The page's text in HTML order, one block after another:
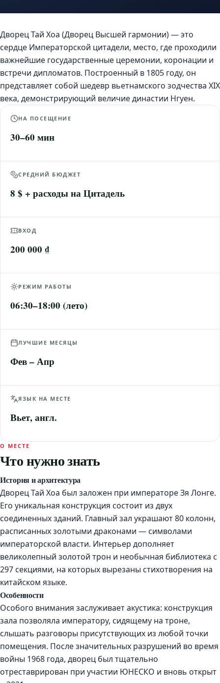
Дворец Тай Хоа (Дворец Высшей гармонии) — это
сердце Императорской цитадели, место, где проходили
важнейшие государственные церемонии, коронации и
встречи дипломатов. Построенный в 1805 году, он
представляет собой шедевр вьетнамского зодчества XIX
века, демонстрирующий величие династии Нгуен.
НА ПОСЕЩЕНИЕ
30–60 мин
СРЕДНИЙ БЮДЖЕТ
8 $ + расходы на Цитадель
ВХОД
200 000 ₫
РЕЖИМ РАБОТЫ
06:30–18:00 (лето)
ЛУЧШИЕ МЕСЯЦЫ
Фев – Апр
ЯЗЫК НА МЕСТЕ
Вьет, англ.
О МЕСТЕ
Что нужно знать
История и архитектура
Дворец Тай Хоа был заложен при императоре Зя Лонге.
Его уникальная конструкция состоит из двух
соединенных зданий. Главный зал украшают 80 колонн,
расписанных золотыми драконами — символами
императорской власти. Интерьер дополняет
великолепный золотой трон и необычная библиотека с
297 секциями, на которых вырезаны стихотворения на
китайском языке.
Особенности
Особого внимания заслуживает акустика: конструкция
зала позволяла императору, сидящему на троне,
слышать разговоры присутствующих из любой точки
помещения. После значительных разрушений во время
войны 1968 года, дворец был тщательно
отреставрирован при участии ЮНЕСКО и вновь открыт